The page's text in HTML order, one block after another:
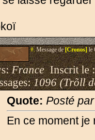
#.Message de[Cronos]le
FranceInscrit le
1096 (Trõll
Quote: Posté
En ce moment je